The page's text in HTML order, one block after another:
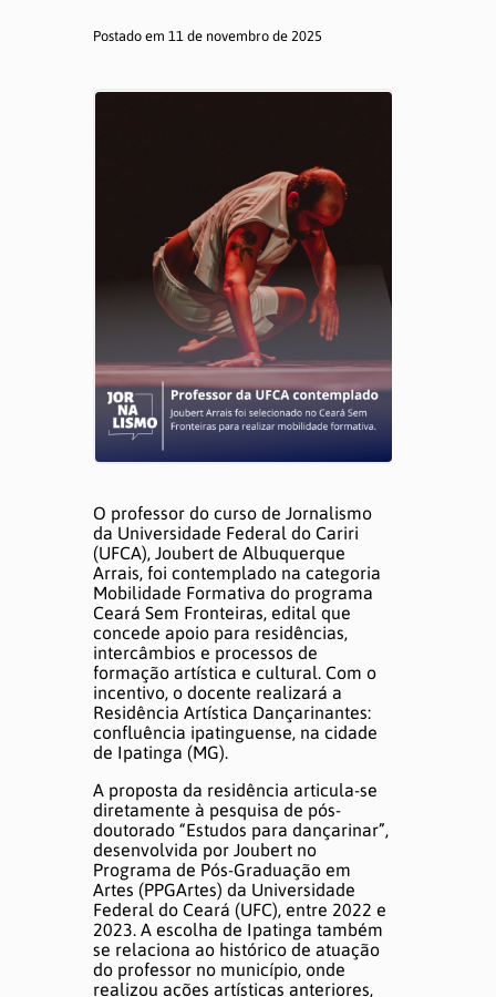
Semana de Jornalismo
TCCs
Produções
DÚVIDAS E AJUDA
Postado em 11 de novembro de 2025
O professor do curso de Jornalismo
da Universidade Federal do Cariri
(UFCA), Joubert de Albuquerque
Arrais, foi contemplado na categoria
Mobilidade Formativa do programa
Ceará Sem Fronteiras, edital que
concede apoio para residências,
intercâmbios e processos de
formação artística e cultural. Com o
incentivo, o docente realizará a
Residência Artística Dançarinantes:
confluência ipatinguense, na cidade
de Ipatinga (MG).
A proposta da residência articula-se
diretamente à pesquisa de pós-
doutorado “Estudos para dançarinar”,
desenvolvida por Joubert no
Programa de Pós-Graduação em
Artes (PPGArtes) da Universidade
Federal do Ceará (UFC), entre 2022 e
2023. A escolha de Ipatinga também
se relaciona ao histórico de atuação
do professor no município, onde
realizou ações artísticas anteriores,